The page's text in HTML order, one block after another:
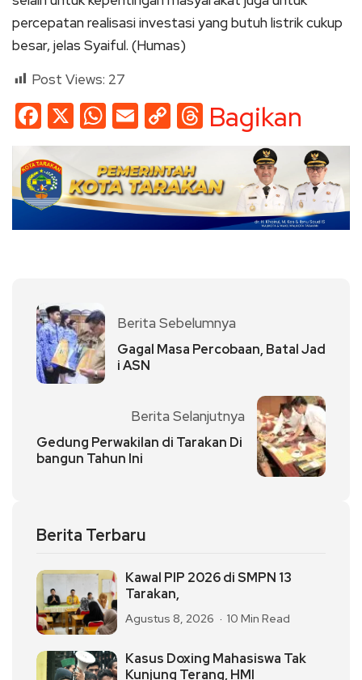
percepatan realisasi investasi yang butuh listrik cukup
besar, jelas Syaiful. (Humas)
Post Views: 27
Facebook
X WhatsApp
EmailCopy
Link
Threads
Bagikan
Berita Sebelumnya
Gagal Masa Percobaan, Batal Jad
i ASN
Berita Selanjutnya
Gedung Perwakilan di Tarakan Di
bangun Tahun Ini
Berita Terbaru
Kawal PIP 2026 di SMPN 13
Tarakan,
Agustus 8, 2026 10 Min Read
Kasus Doxing Mahasiswa Tak
Kunjung Terang, HMI